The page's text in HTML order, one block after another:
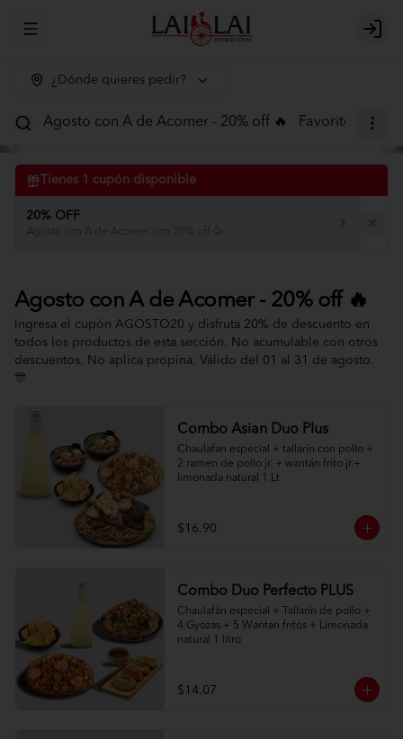
Abrir menu de navegación
¿Dónde quieres pedir?
Agosto con A de Acomer - 20% off 🔥 Favoritos
Tienes 1 cupón disponible
20% OFF
Agosto con A de Acomer con 20% off 🥳
Agosto con A de Acomer - 20% off 🔥
Ingresa el cupón AGOSTO20 y disfruta 20% de descuento en
todos los productos de esta sección. No acumulable con otros
descuentos. No aplica propina. Válido del 01 al 31 de agosto.
🎊
Combo Asian Duo Plus
Chaulafan especial + tallarín con pollo +
2 ramen de pollo jr. + wantán frito jr.+
limonada natural 1 Lt
$16.90
Combo Duo Perfecto PLUS
Chaulafán especial + Tallarín de pollo +
4 Gyozas + 5 Wantan fritos + Limonada
natural 1 litro
$14.07